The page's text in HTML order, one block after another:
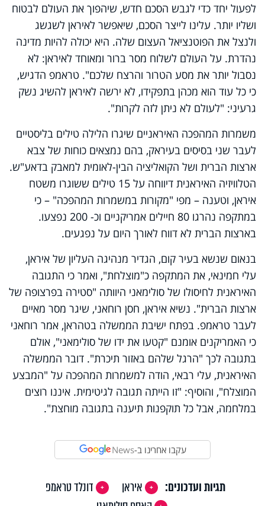
לפעול יחד כדי לגבש הסכם חדש, שיהפוך את העולם לבטוח
ושליו יותר. עלינו לייצר הסכם, שיאפשר לאיראן לשגשג
ולנצל את הפוטנציאל העצום שלה. היא יכולה להיות מדינה
נהדרת. על העולם לשלוח מסר ברור ומאוחד לאיראן: לא
נסבול יותר את מסע הטרור והרצח שלכם". טראמפ הדגיש,
כי כל עוד הוא מכהן בתפקידו, לא ירשה לאיראן להשיג נשק
גרעיני: "לעולם לא ניתן לזה לקרות".
משמרות המהפכה האיראניים שיגרו הלילה טילים בליסטיים
לעבר שני בסיסים בעיראק, בהם נמצאים כוחות של צבא
ארצות הברית ושל הקואליציה הבין-לאומית למאבק בדאע"ש.
הטלוויזיה האיראנית דיווחה על 15 טילים ששוגרו משטח
איראן, וטענה – מפי "מקורות במשמרות המהפכה" – כי
במתקפה נהרגו 80 חיילים אמריקניים וכ- 200 נפצעו.
בארצות הברית לא דווח לאורך היום על נפגעים.
בנאום שנשא בעיר קום, הגדיר מנהיגה העליון של איראן,
עלי חמינאי, את המתקפה כ"מוצלחת", ואמר כי התגובה
האיראנית לחיסולו של סולימאני היוותה "סטירה בפרצופה של
ארצות הברית". נשיא איראן, חסן רוחאני, שיגר מסר מאיים
לעבר טראמפ. בפתח ישיבת הממשלה בטהראן, אמר רוחאני
כי האמריקנים אומנם "קטעו את ידו של סולימאני", אולם
בתגובה לכך "הרגל שלהם באזור תיכרת". דובר הממשלה
האיראנית, עלי רבאי, הודה למשמרות המהפכה על "המבצע
המוצלח", והוסיף: "זו הייתה תגובה לגיטימית. איננו רוצים
במלחמה, אבל כל תוקפנות תיענה בתגובה מוחצת".
עקבו אחרינו ב-News
תגיות ועדכונים: איראן
דונלד טראמפ